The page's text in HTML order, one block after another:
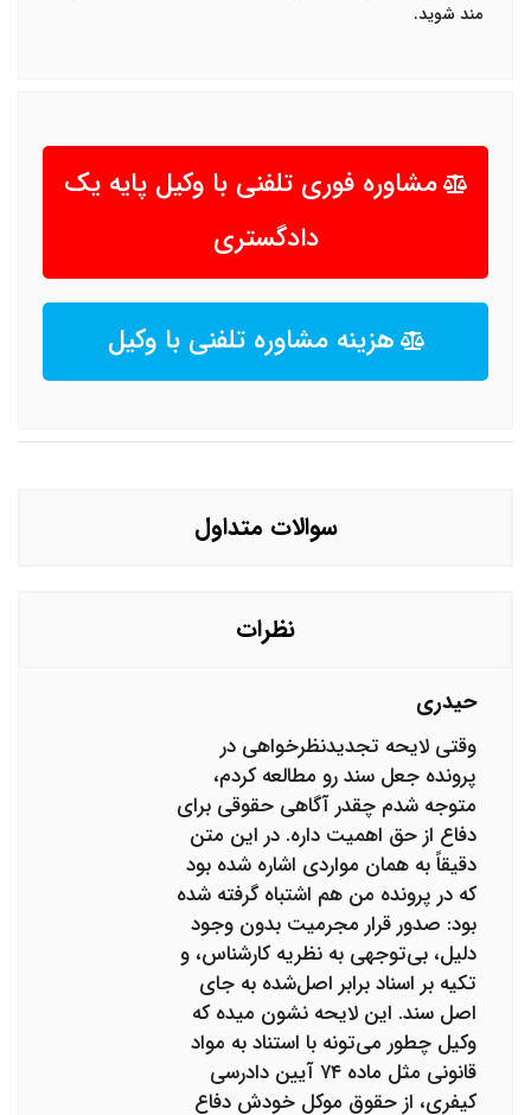
مند شوید.
مشاوره فوری تلفنی با وکیل پایه یک
دادگستری
هزینه مشاوره تلفنی با وکیل
سوالات متداول
نظرات
حیدری
وقتی لایحه تجدیدنظرخواهی در
پرونده جعل سند رو مطالعه کردم،
متوجه شدم چقدر آگاهی حقوقی برای
دفاع از حق اهمیت داره. در این متن
دقیقاً به همان مواردی اشاره شده بود
که در پرونده من هم اشتباه گرفته شده
بود: صدور قرار مجرمیت بدون وجود
دلیل، بی‌توجهی به نظریه کارشناس، و
تکیه بر اسناد برابر اصل‌شده به جای
اصل سند. این لایحه نشون میده که
وکیل چطور می‌تونه با استناد به مواد
قانونی مثل ماده ۷۴ آیین دادرسی
کیفری، از حقوق موکل خودش دفاع